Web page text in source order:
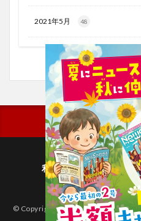
2021年5月 48
利用規約
プライバシ
個人情報につ
© Copyright 2026子どものためのニ